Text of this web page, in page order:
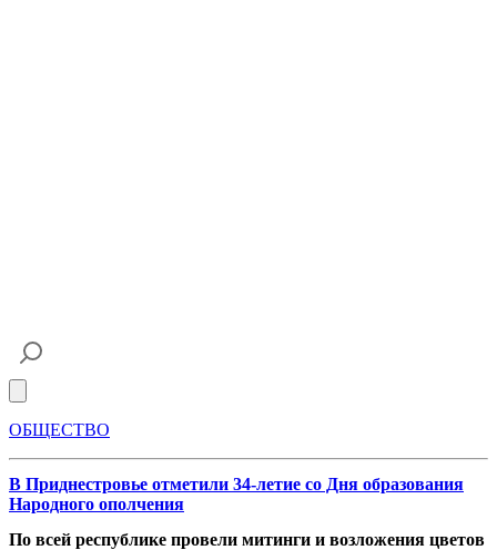
ОБЩЕСТВО
В Приднестровье отметили 34-летие со Дня образования
Народного ополчения
По всей республике провели митинги и возложения цветов